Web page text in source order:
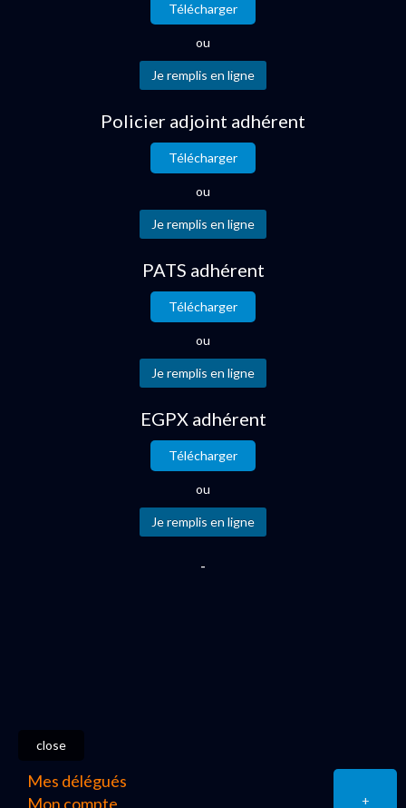
Télécharger
ou
Policier adjoint adhérent
Télécharger
ou
PATS adhérent
Télécharger
ou
EGPX adhérent
Télécharger
ou
-
+
close
Mes délégués
Mon compte